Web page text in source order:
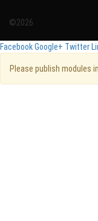
©2026
FacebookGoogle+ Twitter
Please publish modules in